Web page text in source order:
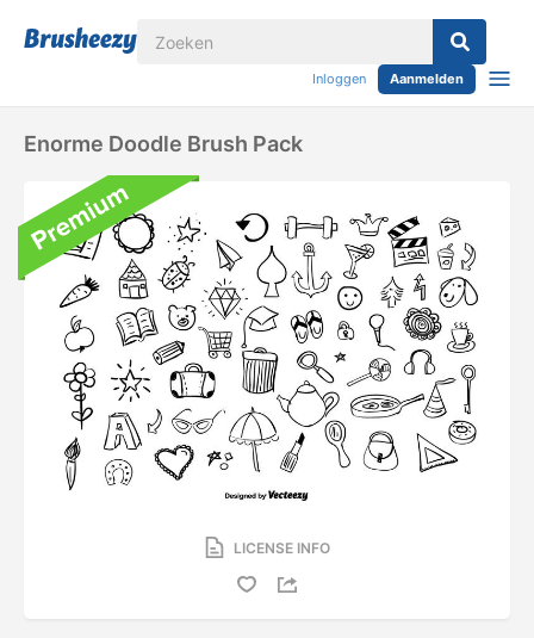
Inloggen Aanmelden
Enorme Doodle Brush Pack
LICENSE INFO